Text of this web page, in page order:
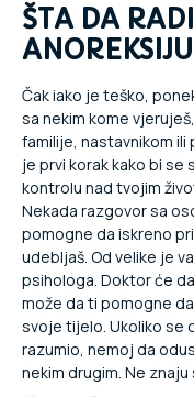
ŠTA DA
Čak iako je teško,
sa nekim kome
familije, nastavnikom ili
je prvi korak kako bi
kontrolu nad tvojim
Nekada razgovor sa
pomogne da iskreno
udebljaš. Od velike je
psihologa. Doktor će
može da ti pomogne
svoje tijelo. Ukoliko se
razumio, nemoj da
nekim drugim. Ne